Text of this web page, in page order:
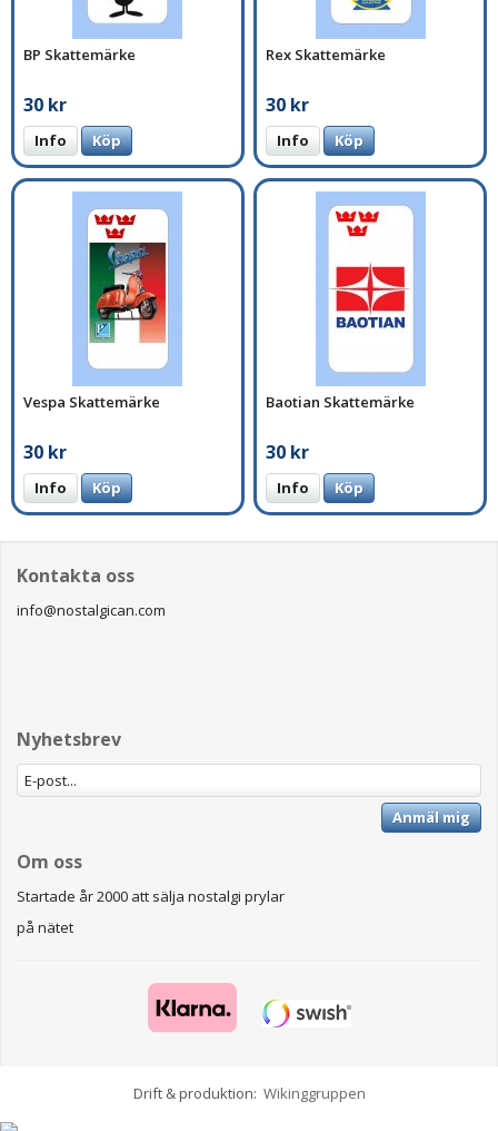
BP Skattemärke
30 kr
Info Köp
Rex Skattemärke
30 kr
Info Köp
Vespa Skattemärke
30 kr
Info Köp
Baotian Skattemärke
30 kr
Info Köp
Kontakta oss
info@nostalgican.com
Nyhetsbrev
Anmäl mig
Om oss
Startade år 2000 att sälja nostalgi prylar
på nätet
Drift & produktion: Wikinggruppen